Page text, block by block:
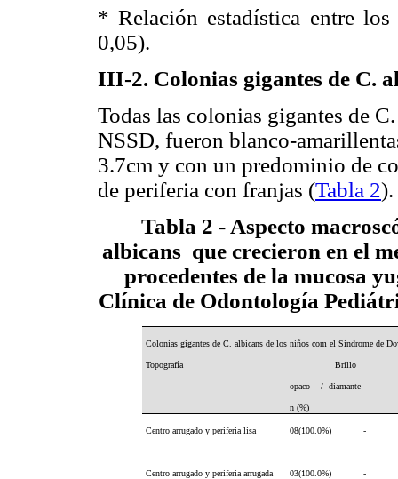
* Relación estadística entre
0,05).
III-2. Colonias gigantes de C.
Todas las colonias gigantes de
NSSD, fueron blanco-
3.7cm y con un predominio de
de periferia con franjas (Tabla 2).
Tabla 2 - Aspecto
albicans que crecieron en el
procedentes de la mucosa
Clínica de Odontología
Colonias gigantes de C. albicans de los niños com el Sindrome de
Topografía Brillo
opaco / diamante
n (%)
Centro arrugado y periferia lisa 08(100.0%) -
Centro arrugado y periferia arrugada 03(100.0%) -